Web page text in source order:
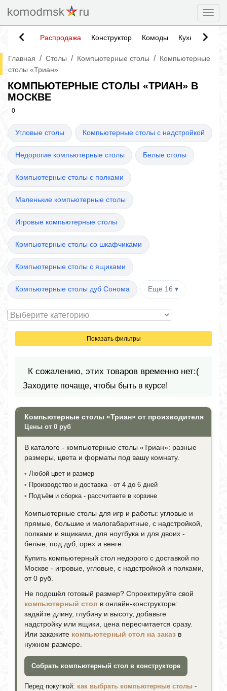
Распродажа Конструктор Комоды Кухни
Главная / Столы / Компьютерные столы / Компьютерные
столы «Триан»
КОМПЬЮТЕРНЫЕ СТОЛЫ «ТРИАН» В
МОСКВЕ
0
Угловые столы Компьютерные столы с надстройкой
Недорогие компьютерные столы Белые столы
Компьютерные столы с полками
Маленькие компьютерные столы
Игровые компьютерные столы
Компьютерные столы со шкафчиками
Компьютерные столы с ящиками
Компьютерные столы дуб Сонома Ещё 16 ▾
Показать фильтры
К сожалению, этих товаров временно нет:(
Заходите почаще, чтобы быть в курсе!
Компьютерные столы «Триан» от производителя
Цены от 0 руб
В каталоге - компьютерные столы «Триан»: разные
размеры, цвета и форматы под вашу комнату.
• Любой цвет и размер
• Производство и доставка - от 4 до 6 дней
• Подъём и сборка - рассчитаете в корзине
Компьютерные столы для игр и работы: угловые и
прямые, большие и малогабаритные, с надстройкой,
полками и ящиками, для ноутбука и для двоих -
белые, под дуб, орех и венге.
Купить компьютерный стол недорого с доставкой по
Москве - игровые, угловые, с надстройкой и полками,
от 0 руб.
Не подошёл готовый размер? Спроектируйте свой
компьютерный стол в онлайн-конструкторе:
задайте длину, глубину и высоту, добавьте
надстройку или ящики, цена пересчитается сразу.
Или закажите компьютерный стол на заказ в
нужном размере.
Собрать компьютерный стол в конструкторе
Перед покупкой: как выбрать компьютерные столы -